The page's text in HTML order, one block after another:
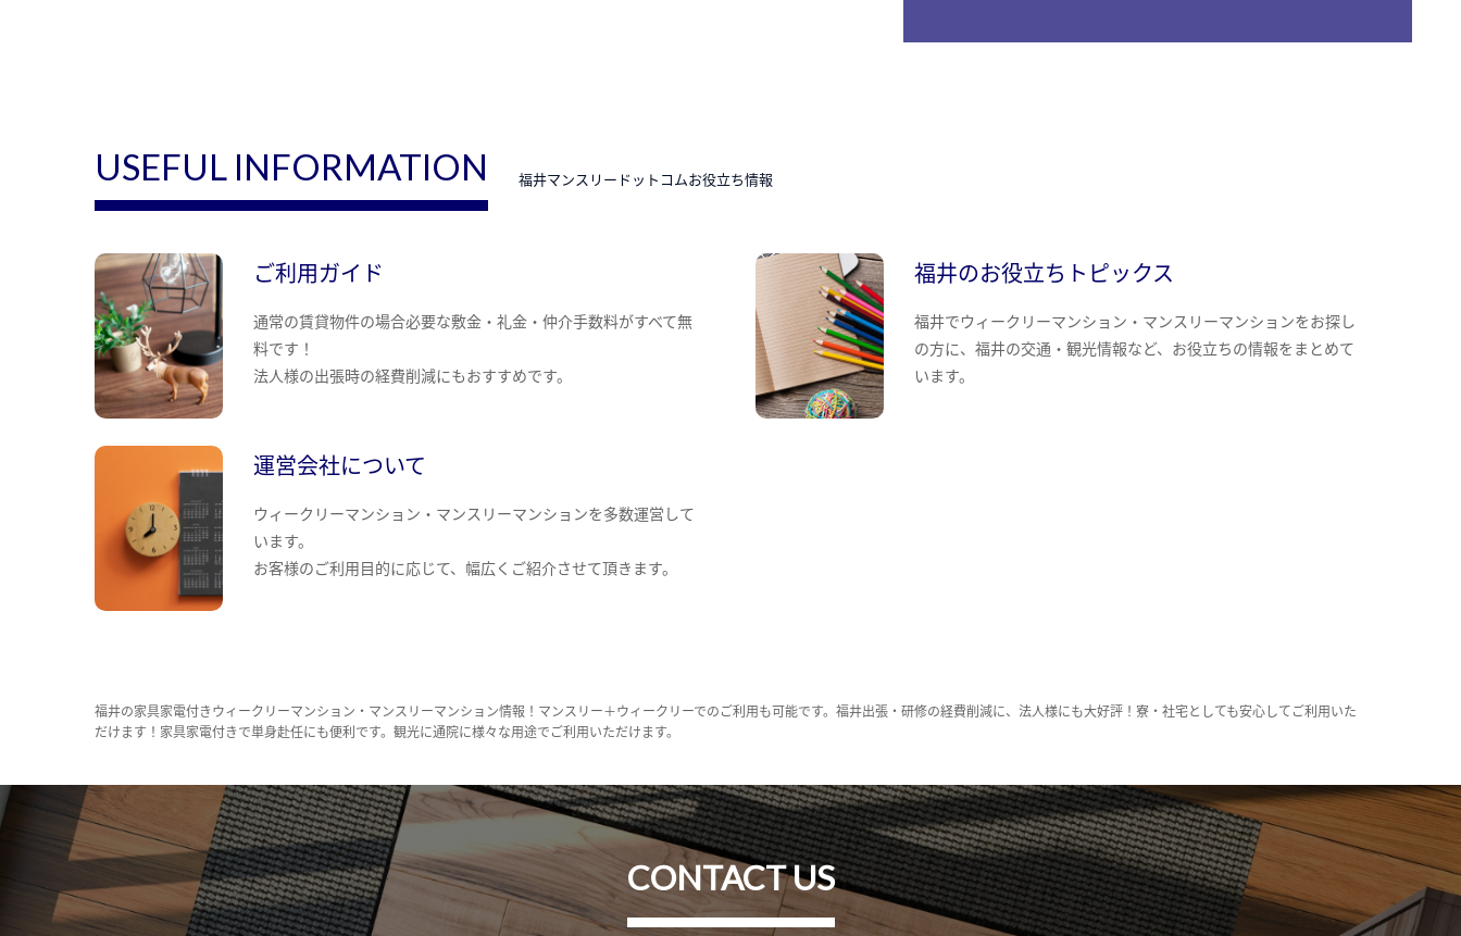
USEFUL INFORMATION 福井マンスリードットコムお役立ち情報
ご利用ガイド
通常の賃貸物件の場合必要な敷金・礼金・仲介手数料がすべて無
料です！
法人様の出張時の経費削減にもおすすめです。
福井のお役立ちトピックス
福井でウィークリーマンション・マンスリーマンションをお探し
の方に、福井の交通・観光情報など、お役立ちの情報をまとめて
います。
運営会社について
ウィークリーマンション・マンスリーマンションを多数運営して
います。
お客様のご利用目的に応じて、幅広くご紹介させて頂きます。
福井の家具家電付きウィークリーマンション・マンスリーマンション情報！マンスリー＋ウィークリーでのご利用も可能です。福井出張・研修の経費削減に、法人様にも大好評！寮・社宅としても安心してご利用いた
だけます！家具家電付きで単身赴任にも便利です。観光に通院に様々な用途でご利用いただけます。
CONTACT US